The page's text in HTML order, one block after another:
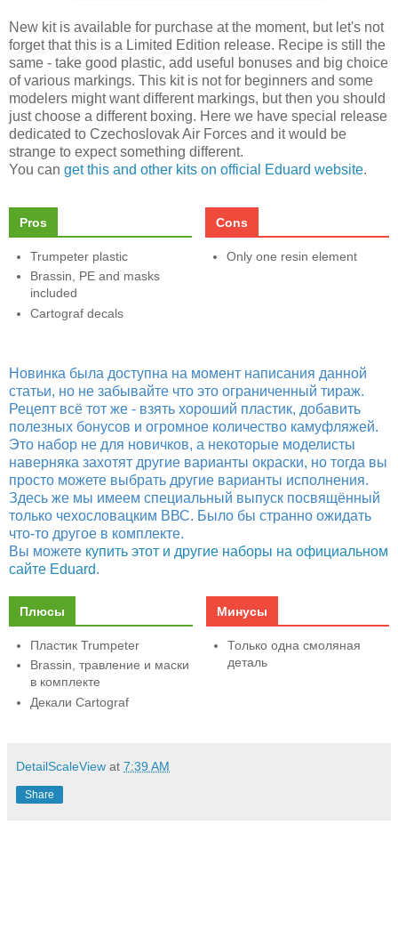
New kit is available for purchase at the moment, but let's not
forget that this is a Limited Edition release. Recipe is still the
same - take good plastic, add useful bonuses and big choice
of various markings. This kit is not for beginners and some
modelers might want different markings, but then you should
just choose a different boxing. Here we have special release
dedicated to Czechoslovak Air Forces and it would be
strange to expect something different.
You can get this and other kits on official Eduard website.
Pros
Trumpeter plastic
Brassin, PE and masks
included
Cartograf decals
Cons
Only one resin element
Новинка была доступна на момент написания данной
статьи, но не забывайте что это ограниченный тираж.
Рецепт всё тот же - взять хороший пластик, добавить
полезных бонусов и огромное количество камуфляжей.
Это набор не для новичков, а некоторые моделисты
наверняка захотят другие варианты окраски, но тогда вы
просто можете выбрать другие варианты исполнения.
Здесь же мы имеем специальный выпуск посвящённый
только чехословацким ВВС. Было бы странно ожидать
что-то другое в комплекте.
Вы можете купить этот и другие наборы на официальном
сайте Eduard.
Плюсы
Пластик Trumpeter
Brassin, травление и маски
в комплекте
Декали Cartograf
Минусы
Только одна смоляная
деталь
DetailScaleView at 7:39 AM
Share